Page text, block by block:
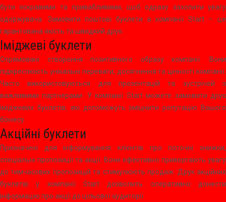
бути яскравими та привабливими, щоб одразу захопити увагу
одержувача. Замовити поштові буклети в компанії Start – це
гарантована якість та швидкий друк.
Іміджеві буклети
Спрямовані створення позитивного образу компанії. Вони
підкреслюють унікальні переваги, досягнення та цінності компанії.
Часто використовуються для презентацій та зустрічей з
важливими партнерами. У компанії Start можете замовити друк
іміджевих буклетів, які допоможуть зміцнити репутацію Вашого
бізнесу.
Акційні буклети
Призначені для інформування клієнтів про поточні знижки,
спеціальні пропозиції та акції. Вони ефективно привертають увагу
до тимчасових пропозицій та стимулюють продаж. Друк акційних
буклетів у компанії Start дозволить оперативно донести
інформацію про акції до цільової аудиторії.